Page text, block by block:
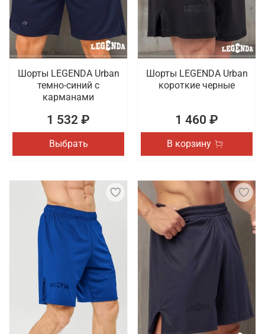
оригинальные модели, выпуском которых
занимаются проверенные бренды. Гарантируется
быстрая доставка оформленных онлайн покупок
по Петрозаводску.
Шорты LEGENDA Urban
темно-синий с
карманами
1 532 ₽
Выбрать
Шорты LEGENDA Urban
короткие черные
1 460 ₽
В корзину